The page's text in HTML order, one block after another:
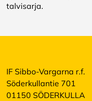
talvisarja.
IF Sibbo-Vargarna r.f.
Söderkullantie 701
01150 SÖDERKULLA